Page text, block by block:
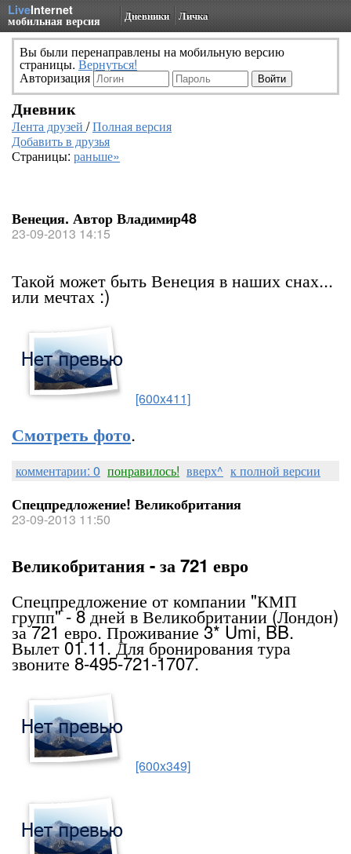
LiveInternet
мобильная версия Дневники Личка
Вы были перенаправлены на мобильную версию
страницы. Вернуться!
Авторизация
Дневник
Лента друзей /Полная версия
Добавить в друзья
Страницы: раньше»
Венеция. Автор Владимир48
23-09-2013 14:15
Такой может быть Венеция в наших снах...
или мечтах :)
[600x411]
Смотреть фото.
комментарии: 0 понравилось! вверх^ к полной версии
Спецпредложение! Великобритания
23-09-2013 11:50
Великобритания - за 721 евро
Спецпредложение от компании "КМП
групп" - 8 дней в Великобритании (Лондон)
за 721 евро. Проживание 3* Umi, BB.
Вылет 01.11. Для бронирования тура
звоните 8-495-721-1707.
[600x349]